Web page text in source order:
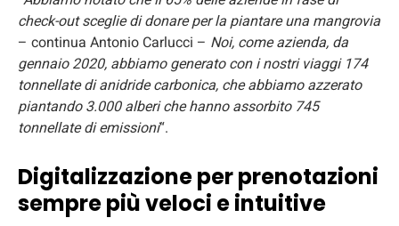
check-out sceglie di donare per la piantare una mangrovia
– continua Antonio Carlucci – Noi, come azienda, da
gennaio 2020, abbiamo generato con i nostri viaggi 174
tonnellate di anidride carbonica, che abbiamo azzerato
piantando 3.000 alberi che hanno assorbito 745
tonnellate di emissioni“.
Digitalizzazione per prenotazioni
sempre più veloci e intuitive